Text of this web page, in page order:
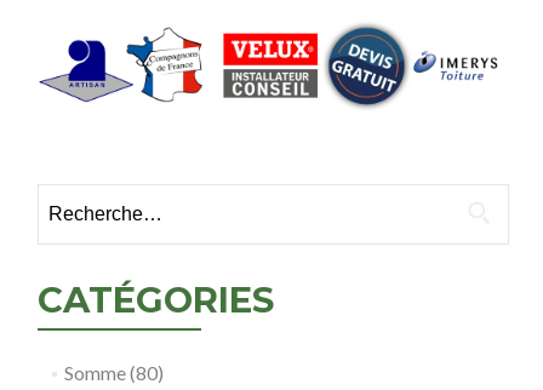
CATÉGORIES
Somme (80)